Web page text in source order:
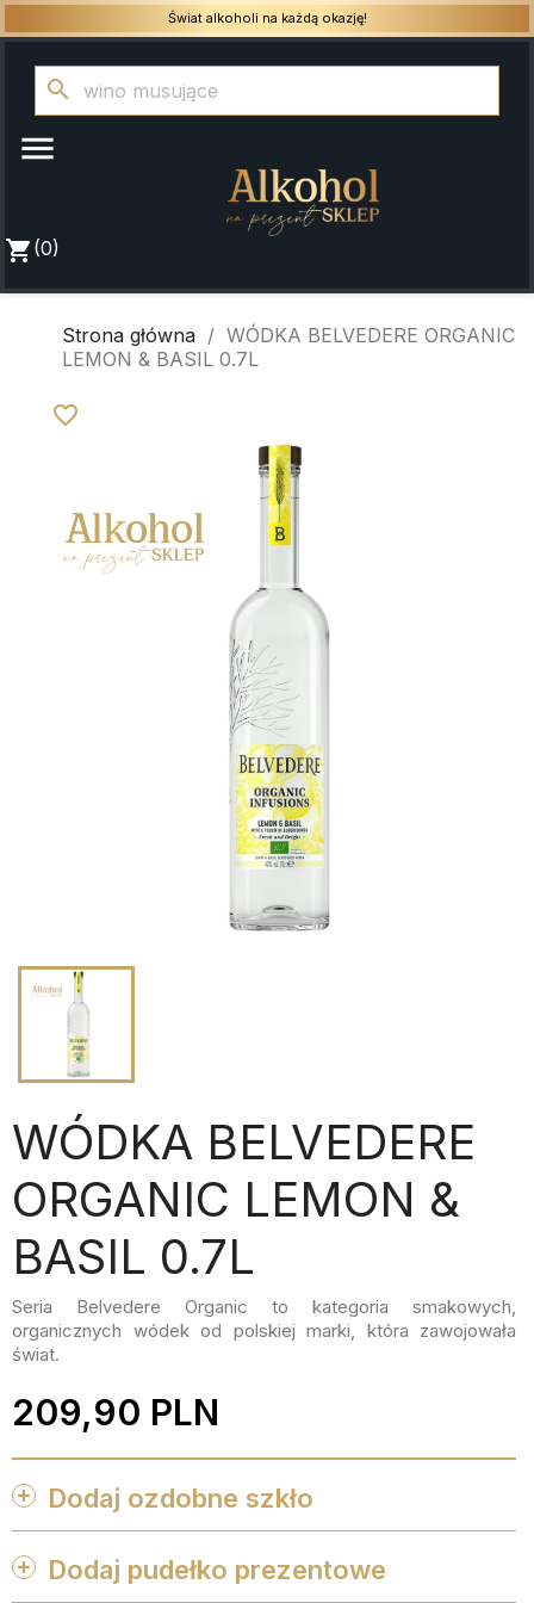
Świat alkoholi na każdą okazję!
search

shopping_cart (0)
Strona główna
WÓDKA BELVEDERE ORGANIC
LEMON & BASIL 0.7L
favorite_border
WÓDKA BELVEDERE
ORGANIC LEMON &
BASIL 0.7L
Seria Belvedere Organic to kategoria smakowych,
organicznych wódek od polskiej marki, która zawojowała
świat.
209,90 PLN
Dodaj ozdobne szkło
 
Dodaj pudełko prezentowe